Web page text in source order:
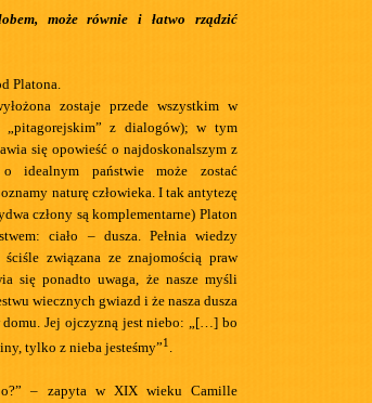
może równie i łatwo rządzić
Platona.
zostaje przede wszystkim w
z dialogów); w tym
się opowieść o najdoskonalszym z
idealnym państwie może zostać
naturę człowieka. I tak antytezę
człony są komplementarne) Platon
ciało – dusza. Pełnia wiedzy
związana ze znajomością praw
się ponadto uwaga, że nasze myśli
wiecznych gwiazd i że nasza dusza
Jej ojczyzną jest niebo: „[…] bo
tylko z nieba jesteśmy”1 .
– zapyta w XIX wieku Camille